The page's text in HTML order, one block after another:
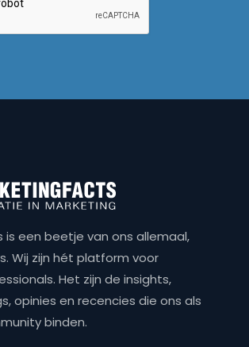
een beetje van ons allemaal,
Wij zijn hét platform voor
Het zijn de insights,
opinies en recencies die ons als
binden.